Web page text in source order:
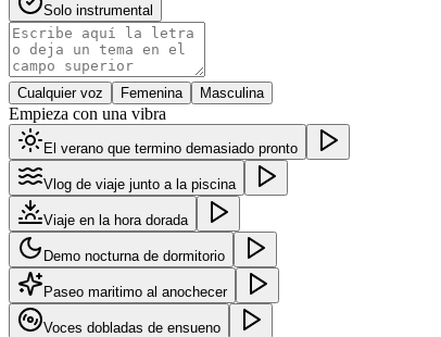
Solo instrumental
Cualquier voz Femenina Masculina
Empieza con una vibra
El verano que termino demasiado pronto
Vlog de viaje junto a la piscina
Viaje en la hora dorada
Demo nocturna de dormitorio
Paseo maritimo al anochecer
Voces dobladas de ensueno